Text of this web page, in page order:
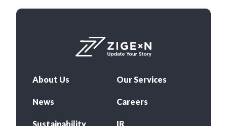
About Us Our Services
News Careers
Sustainability IR